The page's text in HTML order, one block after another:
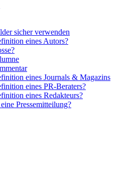
sicher verwenden
eines Autors?
eines Journals & Magazins
eines PR-Beraters?
eines Redakteurs?
Pressemitteilung?